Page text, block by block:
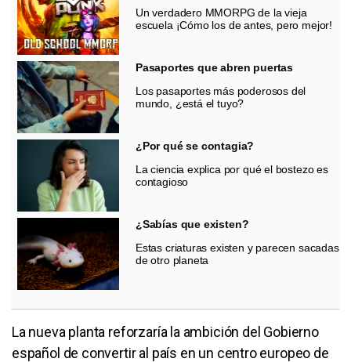
Un verdadero MMORPG de la vieja
escuela ¡Cómo los de antes, pero mejor!
Pasaportes que abren puertas
Los pasaportes más poderosos del
mundo, ¿está el tuyo?
¿Por qué se contagia?
La ciencia explica por qué el bostezo es
contagioso
¿Sabías que existen?
Estas criaturas existen y parecen sacadas
de otro planeta
La nueva planta reforzaría la ambición del Gobierno
español de convertir al país en un centro europeo de